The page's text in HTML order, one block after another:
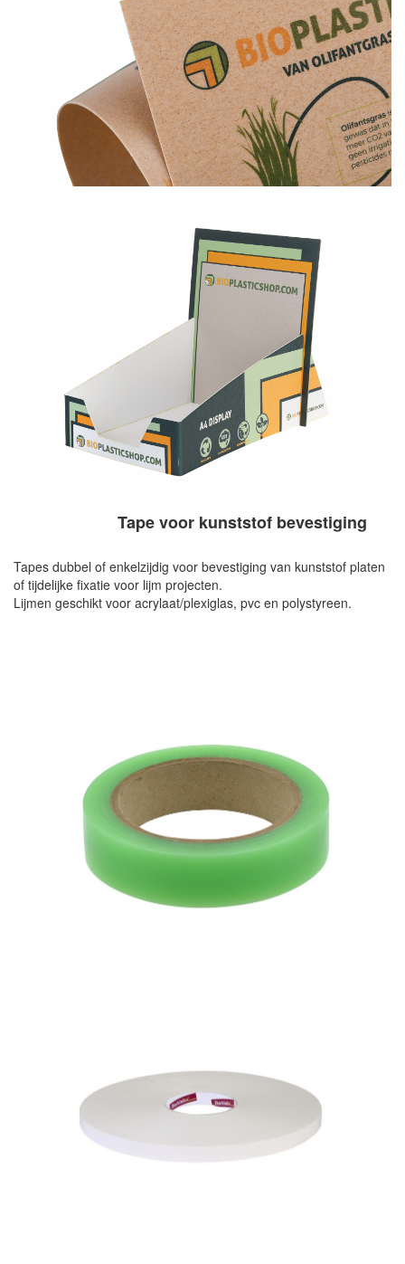
Tape voor kunststof bevestiging
Tapes dubbel of enkelzijdig voor bevestiging van kunststof platen
of tijdelijke fixatie voor lijm projecten.
Lijmen geschikt voor acrylaat/plexiglas, pvc en polystyreen.